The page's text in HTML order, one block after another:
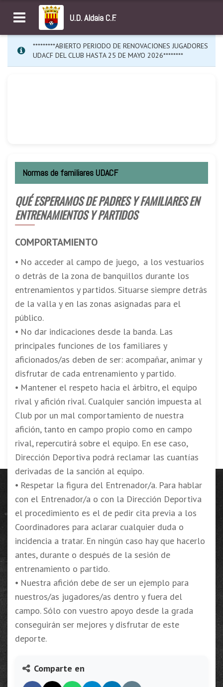
U.D. Aldaia C.F.
*********ABIERTO PERIODO DE RENOVACIONES JUGADORES
UDACF DEL CLUB HASTA 25 DE MAYO 2026********
Normas de familiares UDACF
QUÉ ESPERAMOS DE PADRES Y FAMILIARES EN
ENTRENAMIENTOS Y PARTIDOS
COMPORTAMIENTO
⦁ No acceder al campo de juego, a los vestuarios
o detrás de la zona de banquillos durante los
entrenamientos y partidos. Situarse siempre detrás
de la valla y en las zonas asignadas para el
público.
⦁ No dar indicaciones desde la banda. Las
principales funciones de los familiares y
aficionados/as deben de ser: acompañar, animar y
disfrutar de cada entrenamiento y partido.
⦁ Mantener el respeto hacia el árbitro, el equipo
rival y afición rival. Cualquier sanción impuesta al
Club por un mal comportamiento de nuestra
afición, tanto en campo propio como en campo
rival, repercutirá sobre el equipo. En ese caso,
Dirección Deportiva podrá reclamar las cuantías
derivadas de la sanción al equipo.
⦁ Respetar la figura del Entrenador/a. Para hablar
con el Entrenador/a o con la Dirección Deportiva
el procedimiento es el de pedir cita previa a los
Coordinadores para aclarar cualquier duda o
incidencia a tratar. En ningún caso hay que hacerlo
antes, durante o después de la sesión de
entrenamiento o partido.
⦁ Nuestra afición debe de ser un ejemplo para
nuestros/as jugadores/as dentro y fuera del
campo. Sólo con vuestro apoyo desde la grada
conseguirán ser mejores y disfrutar de este
deporte.
Comparte en